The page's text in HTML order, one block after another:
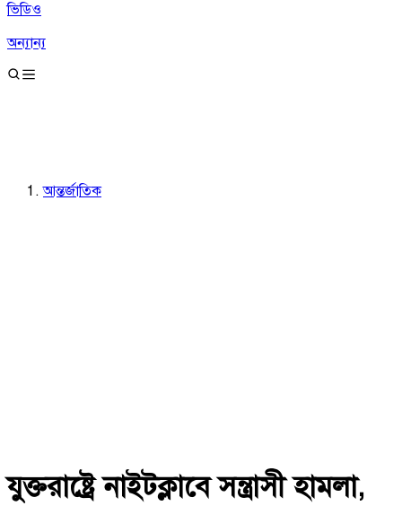
ভিডিও
অন্যান্য
আন্তর্জাতিক
যুক্তরাষ্ট্রে নাইটক্লাবে সন্ত্রাসী হামলা,